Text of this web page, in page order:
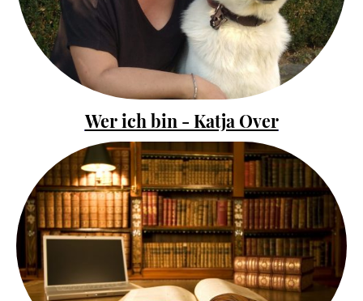
Wer ich bin - Katja Over